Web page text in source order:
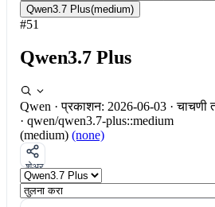
Qwen3.7 Plus(medium)
#51
Qwen3.7 Plus
Qwen · प्रकाशन: 2026-06-03 · चाचणी
· qwen/qwen3.7-plus::medium
(medium) (none)
शेअर